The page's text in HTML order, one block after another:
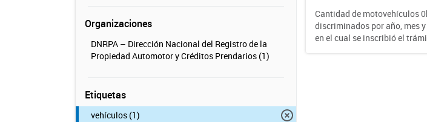
Organizaciones
DNRPA – Dirección Nacional del Registro de la
Propiedad Automotor y Créditos Prendarios (1)
Etiquetas
vehículos (1)
Cantidad de motovehículos
discriminados por año, mes
en el cual se inscribió el